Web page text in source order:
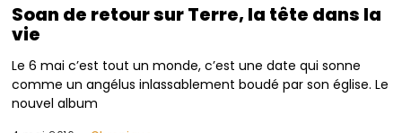
Soan de retour sur Terre, la tête dans la
vie
Le 6 mai c’est tout un monde, c’est une date qui sonne
comme un angélus inlassablement boudé par son église. Le
nouvel album